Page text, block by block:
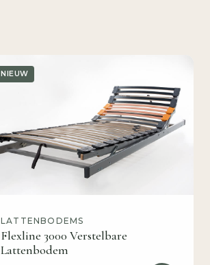
NIEUW
LATTENBODEMS
Flexline 3000 Verstelbare
Lattenbodem